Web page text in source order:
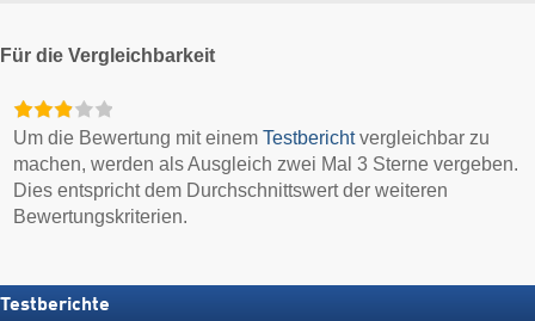
Für die Vergleichbarkeit
Um die Bewertung mit einemTestberichtvergleichbar zu
machen, werden als Ausgleich zwei Mal 3 Sterne vergeben.
Dies entspricht dem Durchschnittswert der weiteren
Bewertungskriterien.
Testberichte